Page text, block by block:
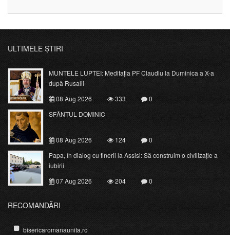
ULTIMELE ȘTIRI
MUNTELE LUPTEI: Meditația PF Claudiu la Duminica a X-a
după Rusalii
08 Aug 2026
333
0
SFÂNTUL DOMINIC
08 Aug 2026 124
0
Papa, în dialog cu tinerii la Assisi: Să construim o civilizație a
iubirii
07 Aug 2026
204 0
RECOMANDĂRI
bisericaromanaunita.ro